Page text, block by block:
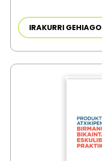
IRAKURRI GEHIAGO